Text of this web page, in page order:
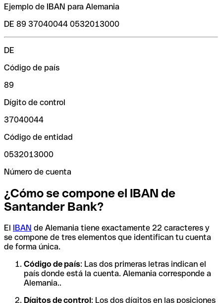
Ejemplo de IBAN para Alemania
DE 89 37040044 0532013000
DE
Código de país
89
Dígito de control
37040044
Código de entidad
0532013000
Número de cuenta
¿Cómo se compone el IBAN de
Santander Bank?
El IBAN de Alemania tiene exactamente 22 caracteres y
se compone de tres elementos que identifican tu cuenta
de forma única.
Código de país: Las dos primeras letras indican el
país donde está la cuenta. Alemania corresponde a
Alemania..
Dígitos de control: Los dos dígitos en las posiciones